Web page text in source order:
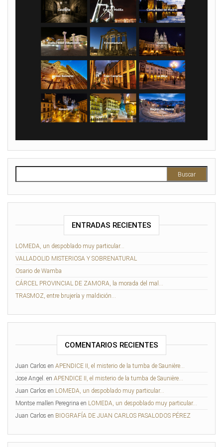
ENTRADAS RECIENTES
LOMEDA, un despoblado muy particular…
VALLADOLID MISTERIOSA Y SOBRENATURAL
Osario de Wamba
CÁRCEL PROVINCIAL DE ZAMORA, la morada del mal…
TRASMOZ, entre brujería y maldición…
COMENTARIOS RECIENTES
Juan Carlos en APENDICE II, el misterio de la tumba de Saunière…
Jose Angel. en APENDICE II, el misterio de la tumba de Saunière…
Juan Carlos en LOMEDA, un despoblado muy particular…
Montse mallen Peregrina en LOMEDA, un despoblado muy particular…
Juan Carlos en BIOGRAFÍA DE JUAN CARLOS PASALODOS PÉREZ